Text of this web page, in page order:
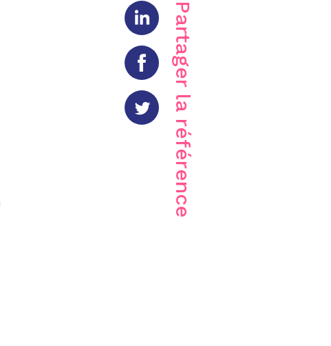
Partager la référence